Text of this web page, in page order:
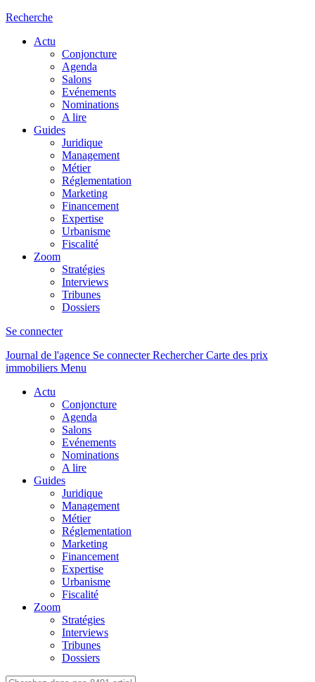
Recherche
Actu
Conjoncture
Agenda
Salons
Evénements
Nominations
A lire
Guides
Juridique
Management
Métier
Réglementation
Marketing
Financement
Expertise
Urbanisme
Fiscalité
Zoom
Stratégies
Interviews
Tribunes
Dossiers
Se connecter
Journal de l'agence Se connecterRechercher Carte des prix
immobiliers Menu
Actu
Conjoncture
Agenda
Salons
Evénements
Nominations
A lire
Guides
Juridique
Management
Métier
Réglementation
Marketing
Financement
Expertise
Urbanisme
Fiscalité
Zoom
Stratégies
Interviews
Tribunes
Dossiers